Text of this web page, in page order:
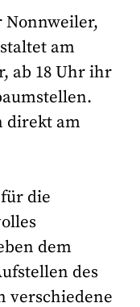
Nonnweiler,
am
ab 18 Uhr ihr
direkt am
die
dem
des
verschiedene